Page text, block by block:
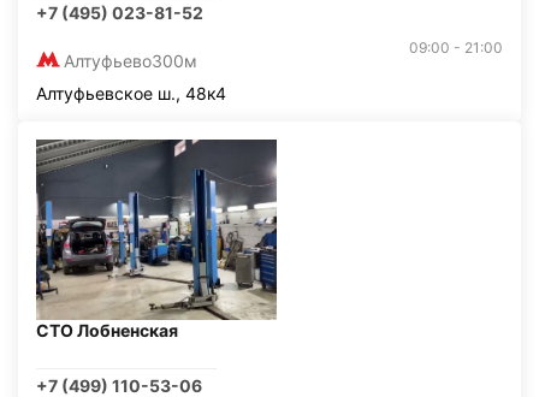
+7 (495) 023-81-52
Алтуфьево300м
09:00 - 21:00
Алтуфьевское ш., 48к4
СТО Лобненская
+7 (499) 110-53-06